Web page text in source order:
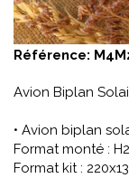
Référence:
Avion Biplan
• Avion biplan
Format monté :
Format kit :